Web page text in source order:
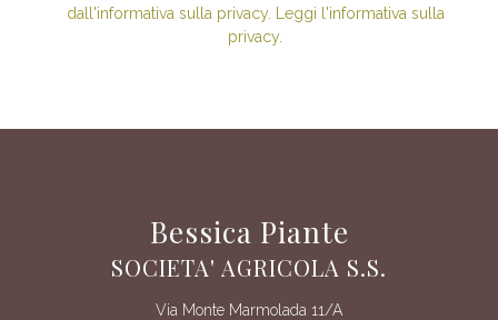
dall'informativa sulla privacy. Leggi l'informativa sulla
privacy.
Bessica Piante
SOCIETA' AGRICOLA S.S.
Via Monte Marmolada 11/A